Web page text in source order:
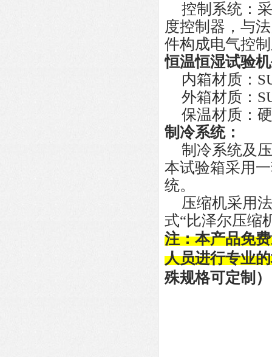
控制系统：
度控制器，与
件构成电气控
恒温恒湿试验
内箱材质：
外箱材质：
保温材质：
制冷系统：
制冷系统及
本试验箱采用
统。
压缩机采用
式“比泽尔压缩
注：本产品免
人员进行专业
殊规格可定制）